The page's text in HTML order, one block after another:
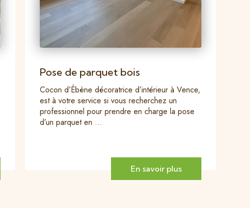
Pose de parquet bois
Cocon d’Ébène décoratrice d’intérieur à Vence,
est à votre service si vous recherchez un
professionnel pour prendre en charge la pose
d’un parquet en ...
En savoir plus